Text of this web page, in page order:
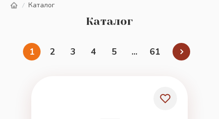
/ Каталог
Каталог
1 2 3 4 5 ... 61